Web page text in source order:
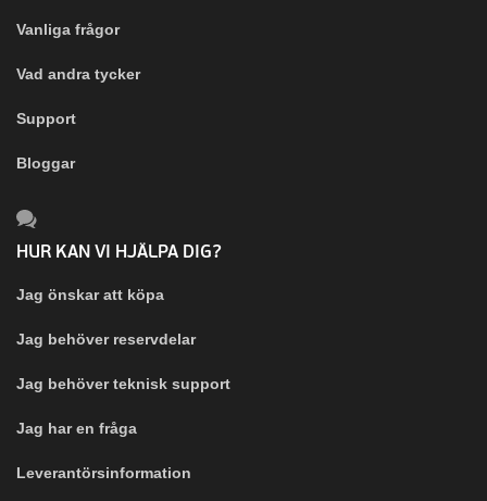
Vanliga frågor
Vad andra tycker
Support
Bloggar
HUR KAN VI HJÄLPA DIG?
Jag önskar att köpa
Jag behöver reservdelar
Jag behöver teknisk support
Jag har en fråga
Leverantörsinformation